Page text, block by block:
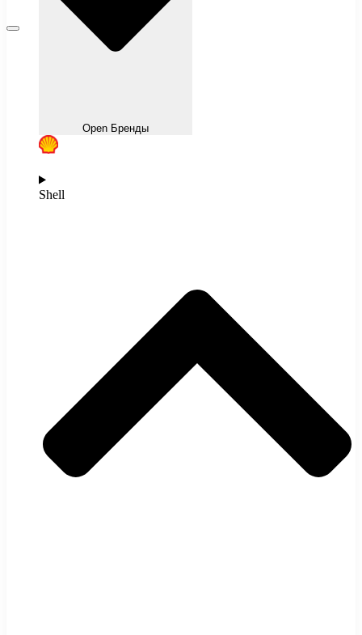
Open Бренды
Shell